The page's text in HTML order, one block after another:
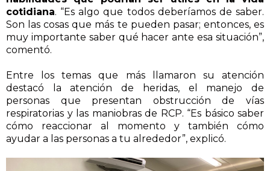
cotidiana. “Es algo que todos deberíamos de saber.
Son las cosas que más te pueden pasar; entonces, es
muy importante saber qué hacer ante esa situación”,
comentó.
Entre los temas que más llamaron su atención
destacó la atención de heridas, el manejo de
personas que presentan obstrucción de vías
respiratorias y las maniobras de RCP. “Es básico saber
cómo reaccionar al momento y también cómo
ayudar a las personas a tu alrededor”, explicó.